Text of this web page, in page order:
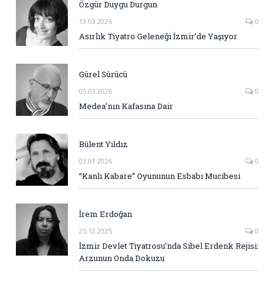
Özgür Duygu Durgun
13.03.2026 0
Asırlık Tiyatro Geleneği İzmir’de Yaşıyor
Gürel Sürücü
05.03.2026 0
Medea’nın Kafasına Dair
Bülent Yıldız
03.01.2026 0
“Kanlı Kabare” Oyununun Esbabı Mucibesi
İrem Erdoğan
25.12.2025 0
İzmir Devlet Tiyatrosu’nda Sibel Erdenk Rejisi:
Arzunun Onda Dokuzu